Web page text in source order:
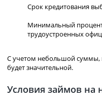
Срок кредитования
Минимальный
трудоустроенных
С учетом небольшой суммы,
будет значительной.
Условия займов